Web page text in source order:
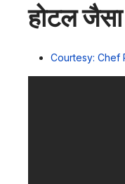
होटल
Courtesy: Chef